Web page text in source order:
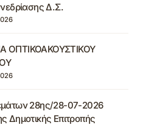
Δ.Σ.
ΟΠΤΙΚΟΑΚΟΥΣΤΙΚΟΥ
28ης/28-07-2026
Δημοτικής Επιτροπής